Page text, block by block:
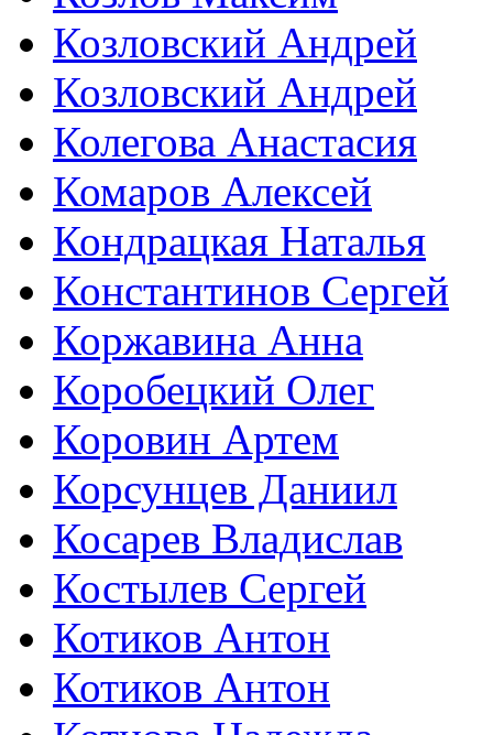
Козловский Андрей
Козловский Андрей
Колегова Анастасия
Комаров Алексей
Кондрацкая Наталья
Константинов Сергей
Коржавина Анна
Коробецкий Олег
Коровин Артем
Корсунцев Даниил
Косарев Владислав
Костылев Сергей
Котиков Антон
Котиков Антон